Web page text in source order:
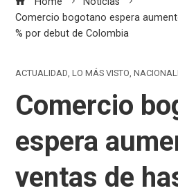
Comercio bogotano espera
% por debut de Colombia
ACTUALIDAD,LO MÁS VISTO,
Comercio
espera
ventas de